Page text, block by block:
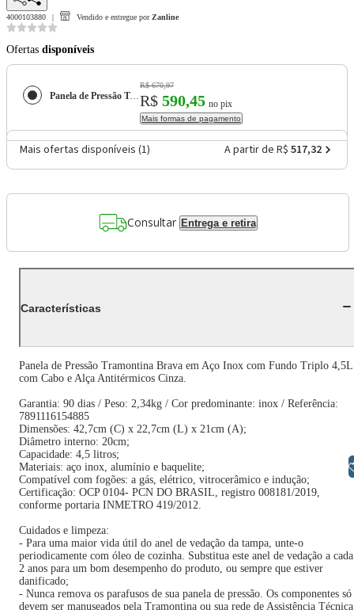
4000103880 Vendido e entregue por Zanline
Ofertas disponíveis
Panela de Pressão Tramontina Brava em Aço Inox com Fundo Triplo 20cm 4,5l Indução
R$ 670,97
R$ 590,45 no pix
Mais formas de pagamento
Mais ofertas disponíveis (1) A partir de R$ 517,32
Consultar Entrega e retira
Características
Panela de Pressão Tramontina Brava em Aço Inox com Fundo Triplo 4,5L
com Cabo e Alça Antitérmicos Cinza.
Garantia: 90 dias / Peso: 2,34kg / Cor predominante: inox / Referência:
7891116154885
Dimensões: 42,7cm (C) x 22,7cm (L) x 21cm (A);
Diâmetro interno: 20cm;
Capacidade: 4,5 litros;
Materiais: aço inox, alumínio e baquelite;
Compatível com fogões: a gás, elétrico, vitrocerâmico e indução;
Certificação: OCP 0104- PCN DO BRASIL, registro 008181/2019,
conforme portaria INMETRO 419/2012.
Cuidados e limpeza:
- Para uma maior vida útil do anel de vedação da tampa, unte-o
periodicamente com óleo de cozinha. Substitua este anel de vedação a cada
2 anos para um bom desempenho do produto, ou sempre que estiver
danificado;
- Nunca remova os parafusos de sua panela de pressão. Os componentes só
devem ser manuseados pela Tramontina ou sua rede de Assistência Técnica